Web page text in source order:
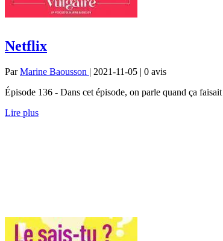
Netflix
ParMarine Baousson | 2021-11-05 | 0 avis
Épisode 136 - Dans cet épisode, on parle quand ça
Lire plus